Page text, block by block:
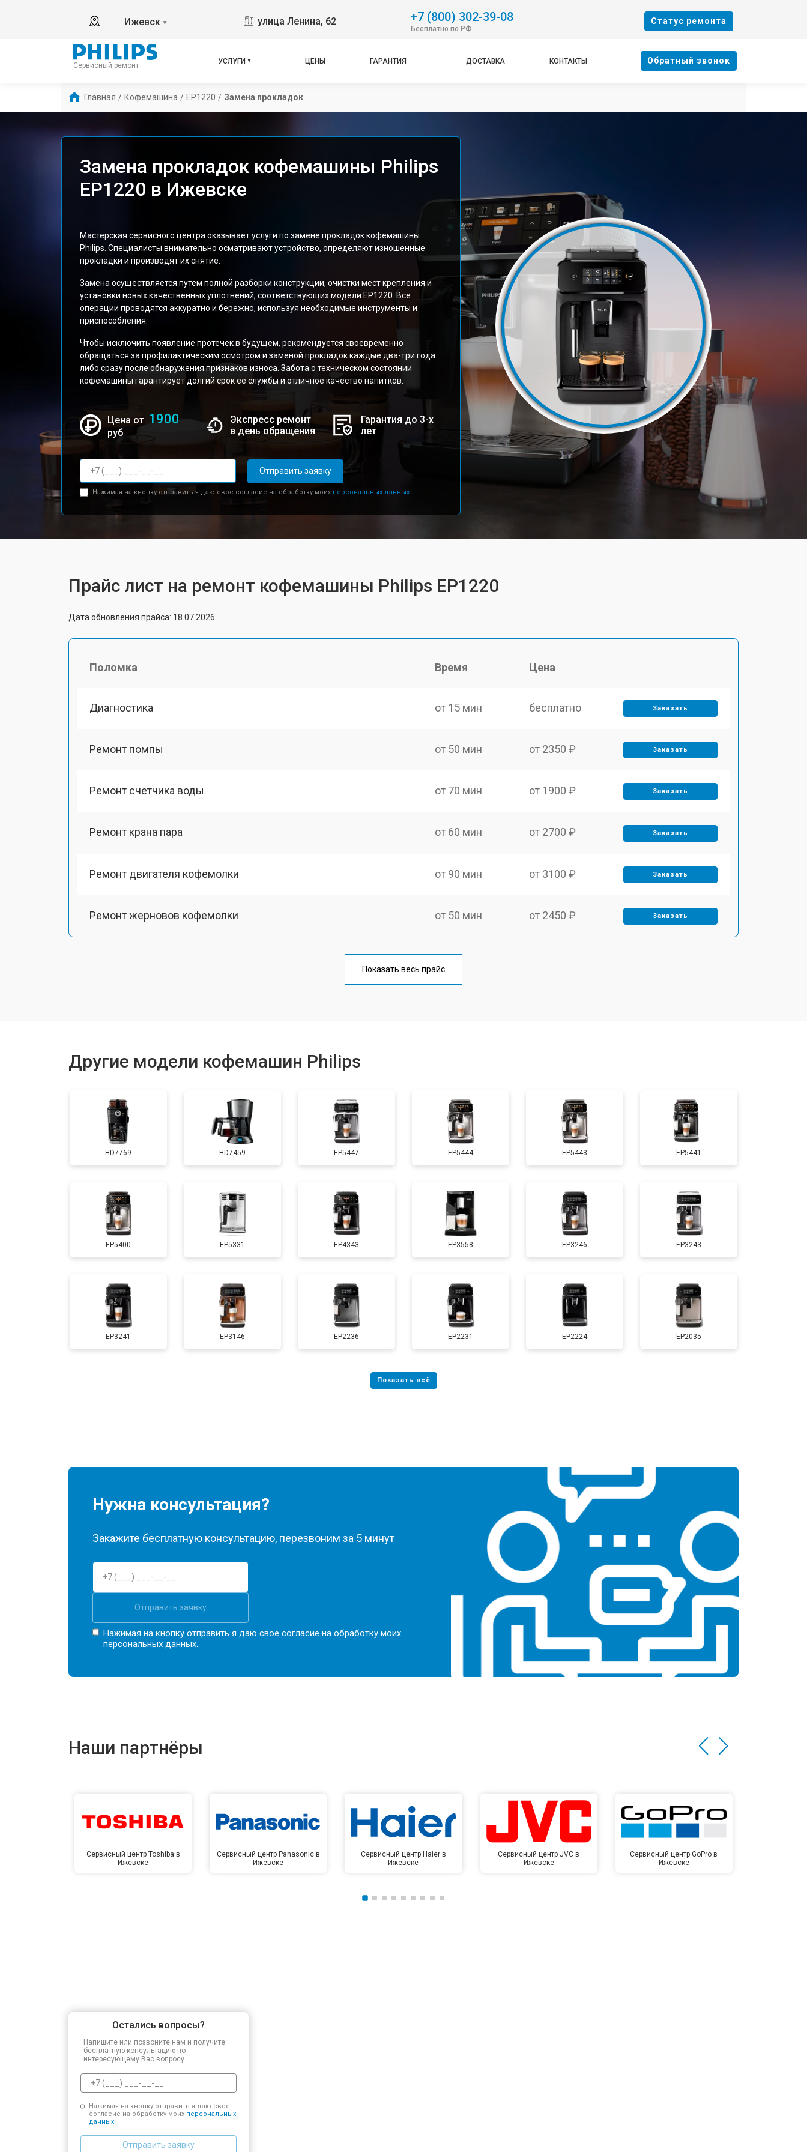
Ижевск ▼ улица Ленина, 62 +7 (800) 302-39-08
Бесплатно по РФ
Cтатус ремонта
Сервисный ремонт
УСЛУГИ ЦЕНЫ ГАРАНТИЯ ДОСТАВКА КОНТАКТЫ Oбратный звонок
Главная / Кофемашина / EP1220 / Замена прокладок
Замена прокладок кофемашины Philips
EP1220 в Ижевске
Мастерская сервисного центра оказывает услуги по замене прокладок кофемашины
Philips. Специалисты внимательно осматривают устройство, определяют изношенные
прокладки и производят их снятие.
Замена осуществляется путем полной разборки конструкции, очистки мест крепления и
установки новых качественных уплотнений, соответствующих модели EP1220. Все
операции проводятся аккуратно и бережно, используя необходимые инструменты и
приспособления.
Чтобы исключить появление протечек в будущем, рекомендуется своевременно
обращаться за профилактическим осмотром и заменой прокладок каждые два-три года
либо сразу после обнаружения признаков износа. Забота о техническом состоянии
кофемашины гарантирует долгий срок ее службы и отличное качество напитков.
Цена от 1900
руб
Экспресс ремонт
в день обращения
Гарантия до 3-х
лет
Отправить заявку
Нажимая на кнопку отправить я даю свое согласие на обработку моих персональных данных.
Прайс лист на ремонт кофемашины Philips EP1220
Дата обновления прайса: 18.07.2026
Поломка Время Цена
Диагностика от 15 мин бесплатно Заказать
Ремонт помпы от 50 мин от 2350 ₽ Заказать
Ремонт счетчика воды от 70 мин от 1900 ₽ Заказать
Ремонт крана пара от 60 мин от 2700 ₽ Заказать
Ремонт двигателя кофемолки от 90 мин от 3100 ₽ Заказать
Ремонт жерновов кофемолки от 50 мин от 2450 ₽ Заказать
от 90 мин
Показать весь прайс
Другие модели кофемашин Philips
HD7769 HD7459 EP5447 EP5444 EP5443 EP5441
EP5400 EP5331 EP4343 EP3558 EP3246 EP3243
EP3241 EP3146 EP2236 EP2231 EP2224 EP2035
Нужна консультация?
Закажите бесплатную консультацию, перезвоним за 5 минут
Отправить заявку
Нажимая на кнопку отправить я даю свое согласие на обработку моих
персональных данных.
Наши партнёры
Сервисный центр Toshiba в
Ижевске
Сервисный центр Panasonic в
Ижевске
Сервисный центр Haier в
Ижевске
Сервисный центр JVC в
Ижевске
Сервисный центр GoPro в
Ижевске
Остались вопросы?
Напишите или позвоните нам и получите
бесплатную консультацию по
интересующему Вас вопросу.
Нажимая на кнопку отправить я даю свое
согласие на обработку моих персональных
данных.
Отправить заявку